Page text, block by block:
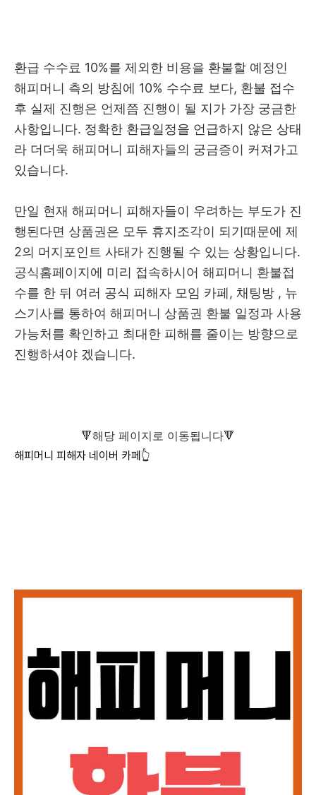
환급 수수료 10%를 제외한 비용을 환불할 예정인
해피머니 측의 방침에 10% 수수료 보다, 환불 접수
후 실제 진행은 언제쯤 진행이 될 지가 가장 궁금한
사항입니다. 정확한 환급일정을 언급하지 않은 상태
라 더더욱 해피머니 피해자들의 궁금증이 커져가고
있습니다.
만일 현재 해피머니 피해자들이 우려하는 부도가 진
행된다면 상품권은 모두 휴지조각이 되기때문에 제
2의 머지포인트 사태가 진행될 수 있는 상황입니다.
공식홈페이지에 미리 접속하시어 해피머니 환불접
수를 한 뒤 여러 공식 피해자 모임 카페, 채팅방 , 뉴
스기사를 통하여 해피머니 상품권 환불 일정과 사용
가능처를 확인하고 최대한 피해를 줄이는 방향으로
진행하셔야 겠습니다.
🔻해당 페이지로 이동됩니다🔻
해피머니 피해자 네이버 카페👆